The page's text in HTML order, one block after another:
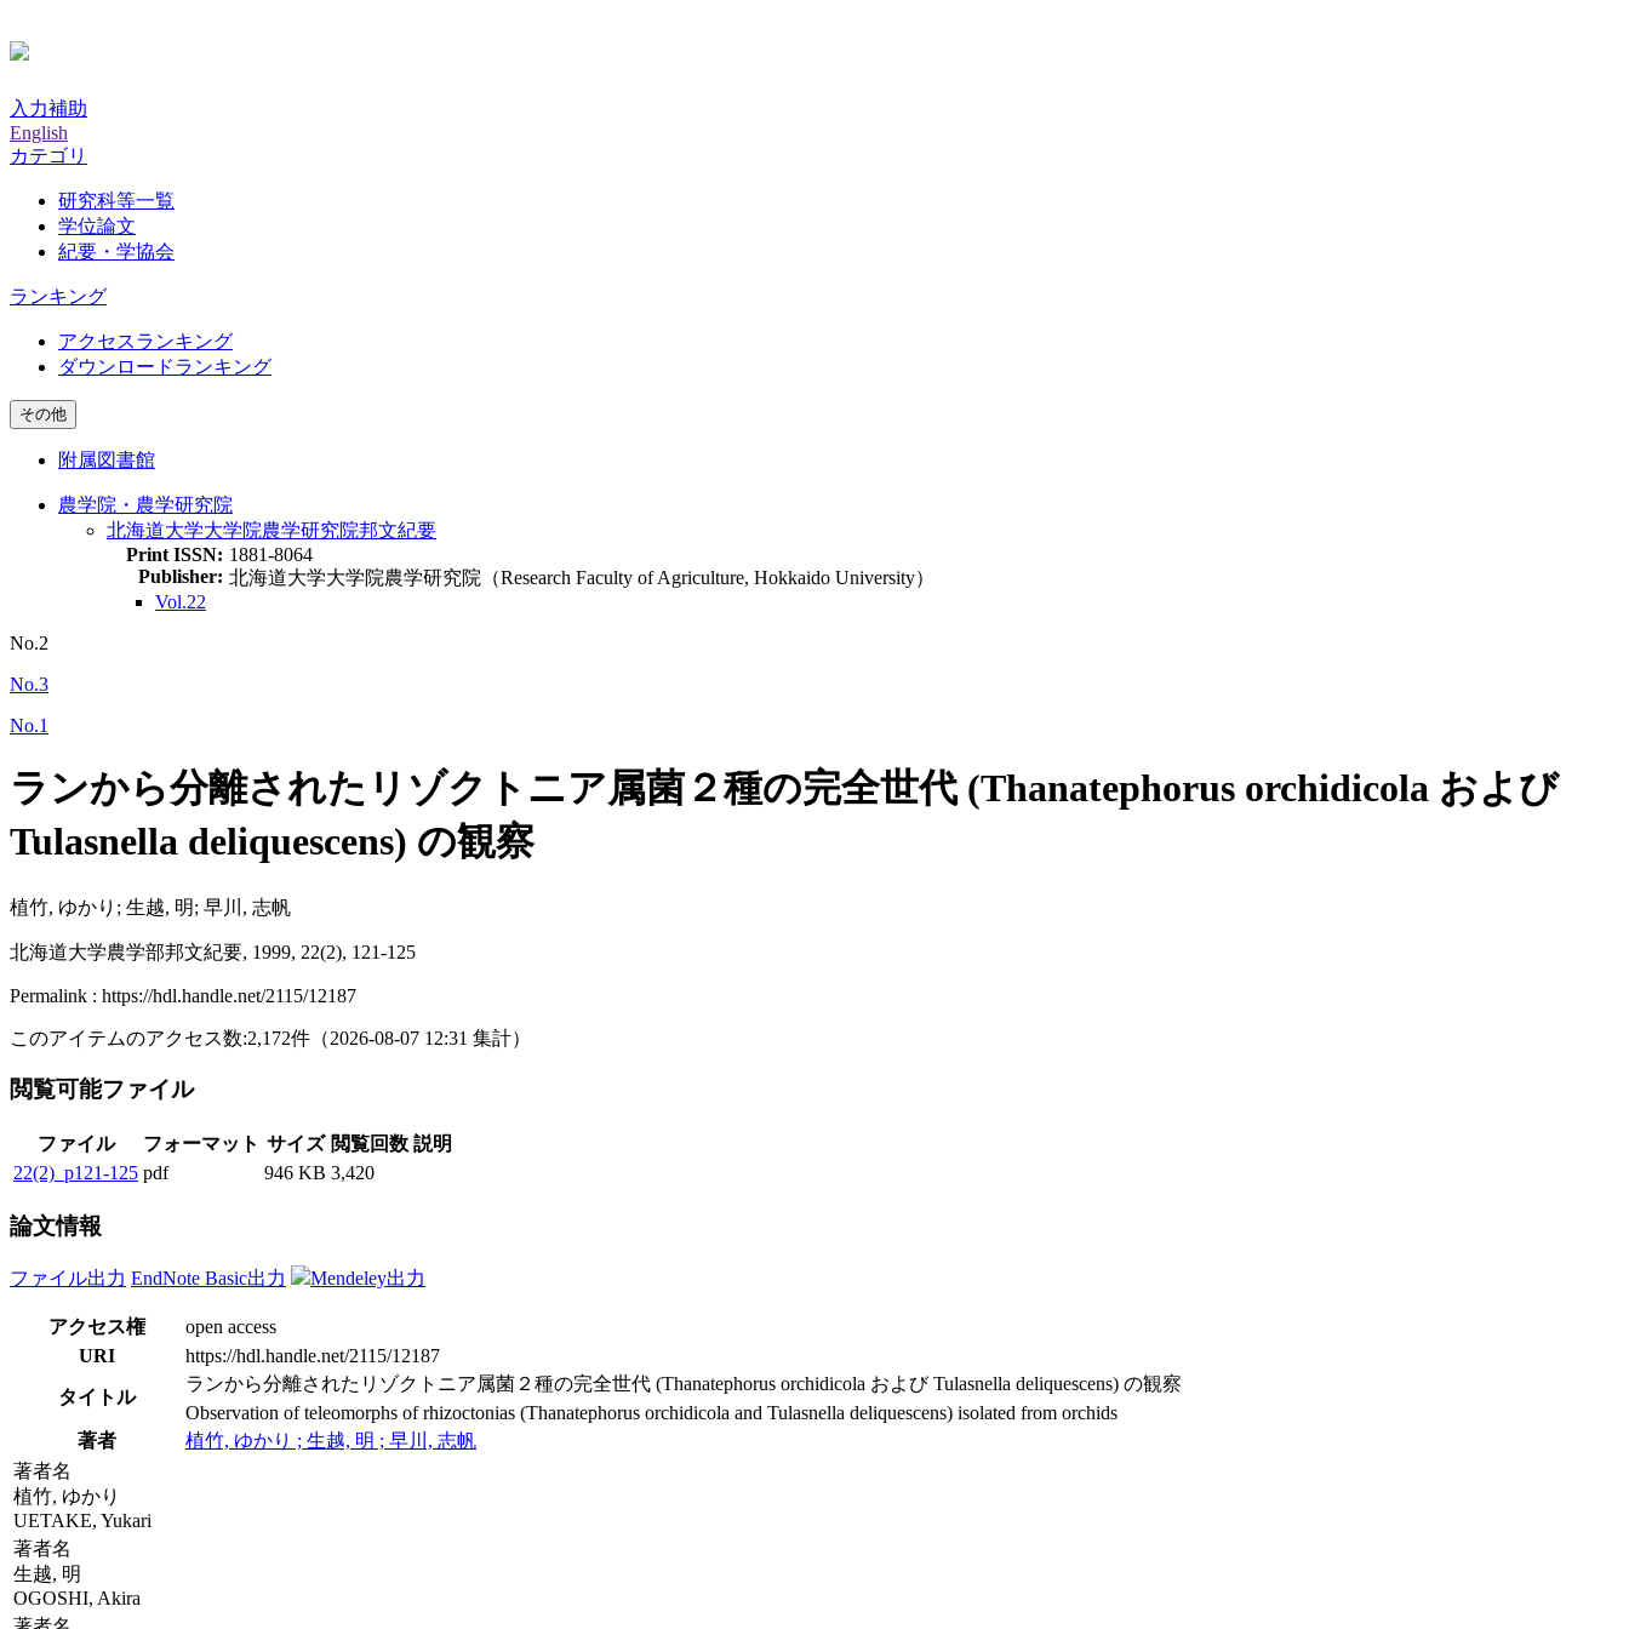
入力補助
English
カテゴリ
研究科等一覧
学位論文
紀要・学協会
ランキング
アクセスランキング
ダウンロードランキング
その他
附属図書館
農学院・農学研究院
北海道大学大学院農学研究院邦文紀要
Print ISSN: 1881-8064
Publisher: 北海道大学大学院農学研究院（Research Faculty of Agriculture, Hokkaido University）
Vol.22
No.2
No.3
No.1
ランから分離されたリゾクトニア属菌２種の完全世代 (Thanatephorus orchidicola および
Tulasnella deliquescens) の観察
植竹, ゆかり; 生越, 明; 早川, 志帆
北海道大学農学部邦文紀要, 1999, 22(2), 121-125
Permalink : https://hdl.handle.net/2115/12187
このアイテムのアクセス数:2,172件 （2026-08-07 12:31 集計）
閲覧可能ファイル
ファイル フォーマット サイズ 閲覧回数 説明
22(2)_p121-125 pdf 946 KB 3,420
論文情報
ファイル出力 EndNote Basic出力 Mendeley出力
アクセス権
open access
URI
https://hdl.handle.net/2115/12187
タイトル
ランから分離されたリゾクトニア属菌２種の完全世代 (Thanatephorus orchidicola および Tulasnella deliquescens) の観察
Observation of teleomorphs of rhizoctonias (Thanatephorus orchidicola and Tulasnella deliquescens) isolated from orchids
著者
植竹, ゆかり ; 生越, 明 ; 早川, 志帆
著者名
植竹, ゆかり
UETAKE, Yukari
著者名
生越, 明
OGOSHI, Akira